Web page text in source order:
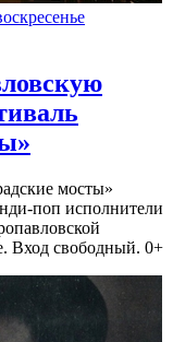
мосты»
поп исполнители
Вход свободный. 0+